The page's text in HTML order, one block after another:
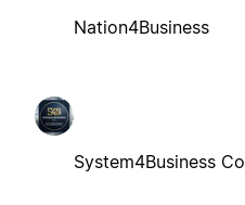
Nation4Business
System4Business Co